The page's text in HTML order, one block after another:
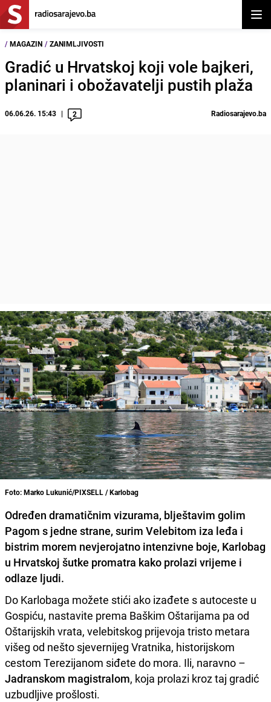
/ MAGAZIN / ZANIMLJIVOSTI
Gradić u Hrvatskoj koji vole bajkeri,
planinari i obožavatelji pustih plaža
06.06.26. 15:43 2 Radiosarajevo.ba
Foto: Marko Lukunić/PIXSELL / Karlobag
Određen dramatičnim vizurama, blještavim golim
Pagom s jedne strane, surim Velebitom iza leđa i
bistrim morem nevjerojatno intenzivne boje, Karlobag
u Hrvatskoj šutke promatra kako prolazi vrijeme i
odlaze ljudi.
Do Karlobaga možete stići ako izađete s autoceste u
Gospiću, nastavite prema Baškim Oštarijama pa od
Oštarijskih vrata, velebitskog prijevoja tristo metara
višeg od nešto sjevernijeg Vratnika, historijskom
cestom Terezijanom siđete do mora. Ili, naravno –
Jadranskom magistralom, koja prolazi kroz taj gradić
uzbudljive prošlosti.